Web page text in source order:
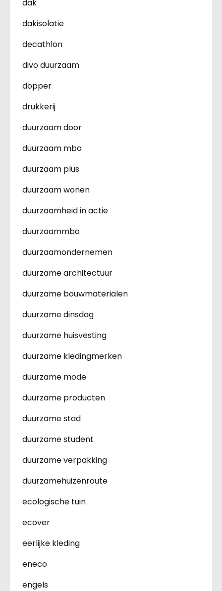
dak
dakisolatie
decathlon
divo duurzaam
dopper
drukkerij
duurzaam door
duurzaam mbo
duurzaam plus
duurzaam wonen
duurzaamheid in actie
duurzaammbo
duurzaamondernemen
duurzame architectuur
duurzame bouwmaterialen
duurzame dinsdag
duurzame huisvesting
duurzame kledingmerken
duurzame mode
duurzame producten
duurzame stad
duurzame student
duurzame verpakking
duurzamehuizenroute
ecologische tuin
ecover
eerlijke kleding
eneco
engels